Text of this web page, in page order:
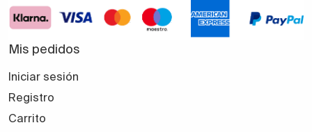
Mis pedidos
Iniciar sesión
Registro
Carrito